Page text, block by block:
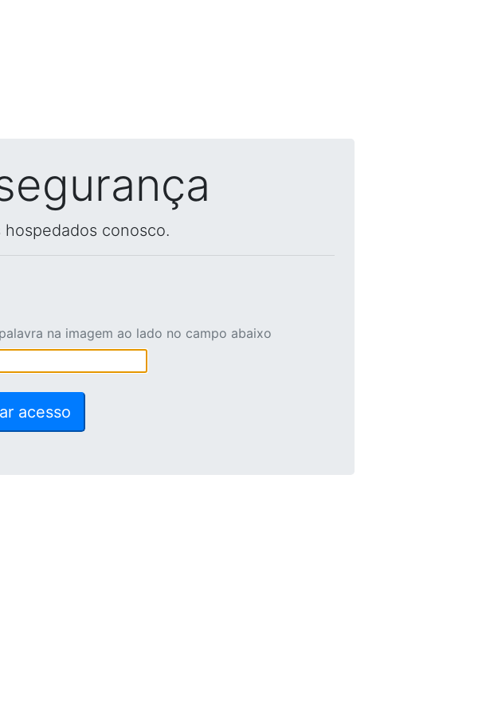
conosco.
na imagem ao lado no campo abaixo